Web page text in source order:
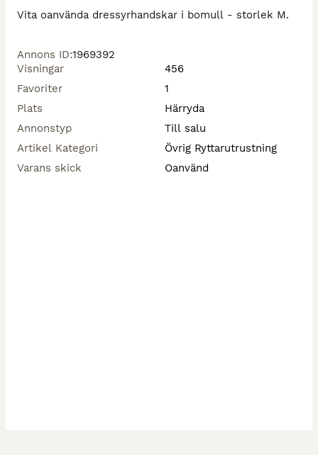
Vita oanvända dressyrhandskar i bomull - storlek M.
Annons ID:1969392
Visningar
456
Favoriter
1
Plats
Härryda
Annonstyp
Till salu
Artikel Kategori
Övrig Ryttarutrustning
Varans skick
Oanvänd